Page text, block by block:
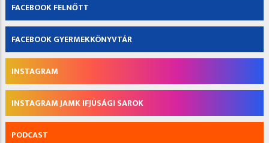
FACEBOOK FELNŐTT
FACEBOOK GYERMEKKÖNYVTÁR
INSTAGRAM
INSTAGRAM JAMK IFJÚSÁGI SAROK
PODCAST